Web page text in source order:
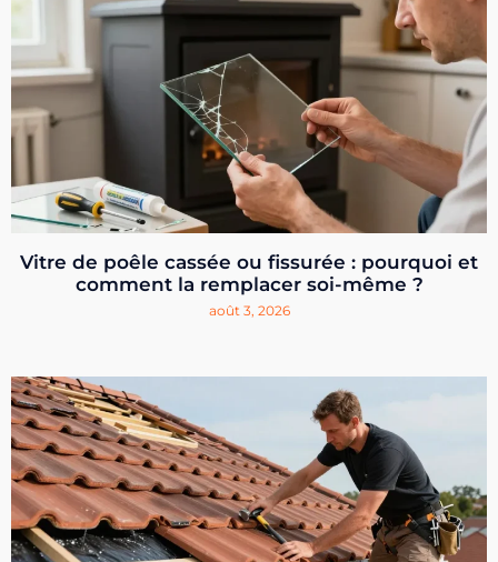
Vitre de poêle cassée ou fissurée : pourquoi et
comment la remplacer soi-même ?
août 3, 2026